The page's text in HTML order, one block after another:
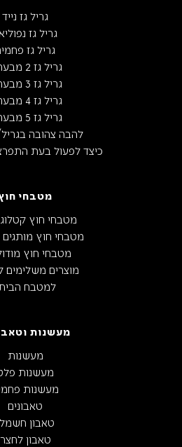
גריל גז נייד
גריל גז
גריל גז
גריל גז 2 מבערים
גריל גז 3 מבערים
גריל גז 4 מבערים
גריל גז 5 מבערים
להבה צהובה
כיצד לפעול בעת
מטבחי
מטבחי חוץ
מטבחי חוץ מותגים
מטבחי חוץ
מוצרים
למטבח
מעשנות
מעשנות
מעשנות
מעשנות
טאבונים
טאבון
טאבון לחצר